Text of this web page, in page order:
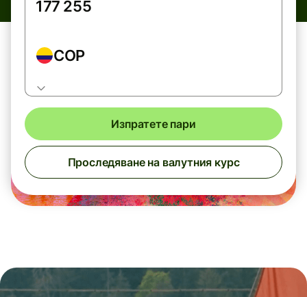
COP
Изпратете пари
Проследяване на валутния курс